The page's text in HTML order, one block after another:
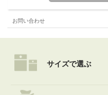
お問い合わせ
サイズで選ぶ